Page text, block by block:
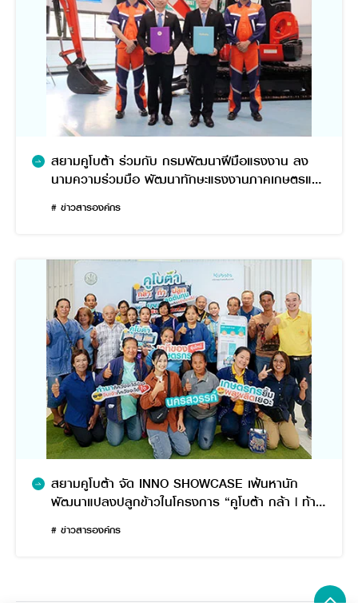
สยามคูโบต้า ร่วมกับ กรมพัฒนาฝีมือแรงงาน ลง
นามความร่วมมือ พัฒนาทักษะแรงงานภาคเกษตรและ
# ข่าวสารองค์กร
สยามคูโบต้า จัด INNO SHOWCASE เฟ้นหานัก
พัฒนาแปลงปลูกข้าวในโครงการ “คูโบต้า กล้า | ท้า |
# ข่าวสารองค์กร